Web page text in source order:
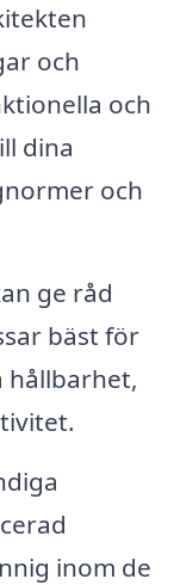
och
och
dina
och
ge råd
bäst för
hållbarhet,
inom de